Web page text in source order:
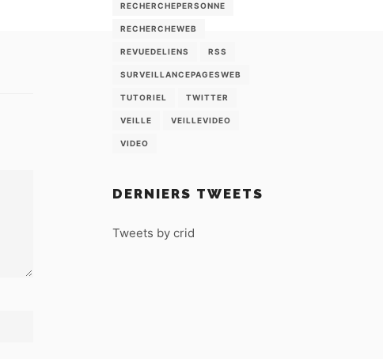
RECHERCHEPERSONNE
RECHERCHEWEB
REVUEDELIENS RSS
SURVEILLANCEPAGESWEB
TUTORIEL TWITTER
VEILLE VEILLEVIDEO
VIDEO
DERNIERS TWEETS
Tweets by crid